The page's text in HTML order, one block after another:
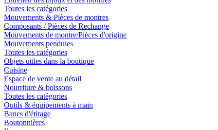
Toutes les catégories
Mouvements & Pièces de montres
Composants / Pièces de Rechange
Mouvements de montre/Pièces d'origine
Mouvements pendules
Toutes les catégories
Objets utiles dans la boutique
Cuisine
Espace de vente au détail
Nourriture & boissons
Toutes les catégories
Outils & équipements à main
Bancs d'étirage
Boutonnières